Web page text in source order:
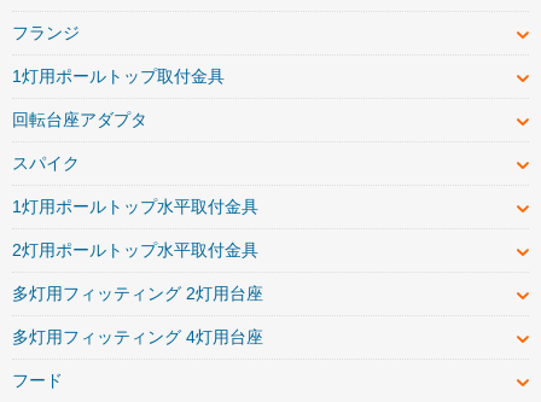
フランジ
1灯用ポールトップ取付金具
回転台座アダプタ
スパイク
1灯用ポールトップ水平取付金具
2灯用ポールトップ水平取付金具
多灯用フィッティング 2灯用台座
多灯用フィッティング 4灯用台座
フード